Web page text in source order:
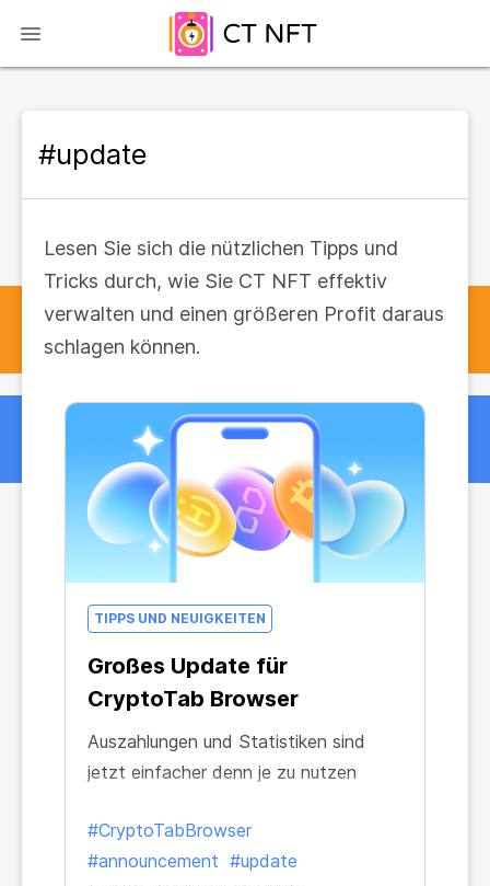
#update
Lesen Sie sich die nützlichen Tipps und
Tricks durch, wie Sie CT NFT effektiv
verwalten und einen größeren Profit daraus
schlagen können.
TIPPS UND NEUIGKEITEN
Großes Update für
CryptoTab Browser
Auszahlungen und Statistiken sind
jetzt einfacher denn je zu nutzen
#CryptoTabBrowser
#announcement #update